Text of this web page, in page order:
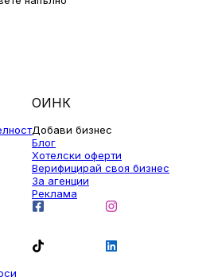
ОИНК
Добави бизнес
Блог
Хотелски оферти
Верифицирай своя бизнес
За агенции
Реклама